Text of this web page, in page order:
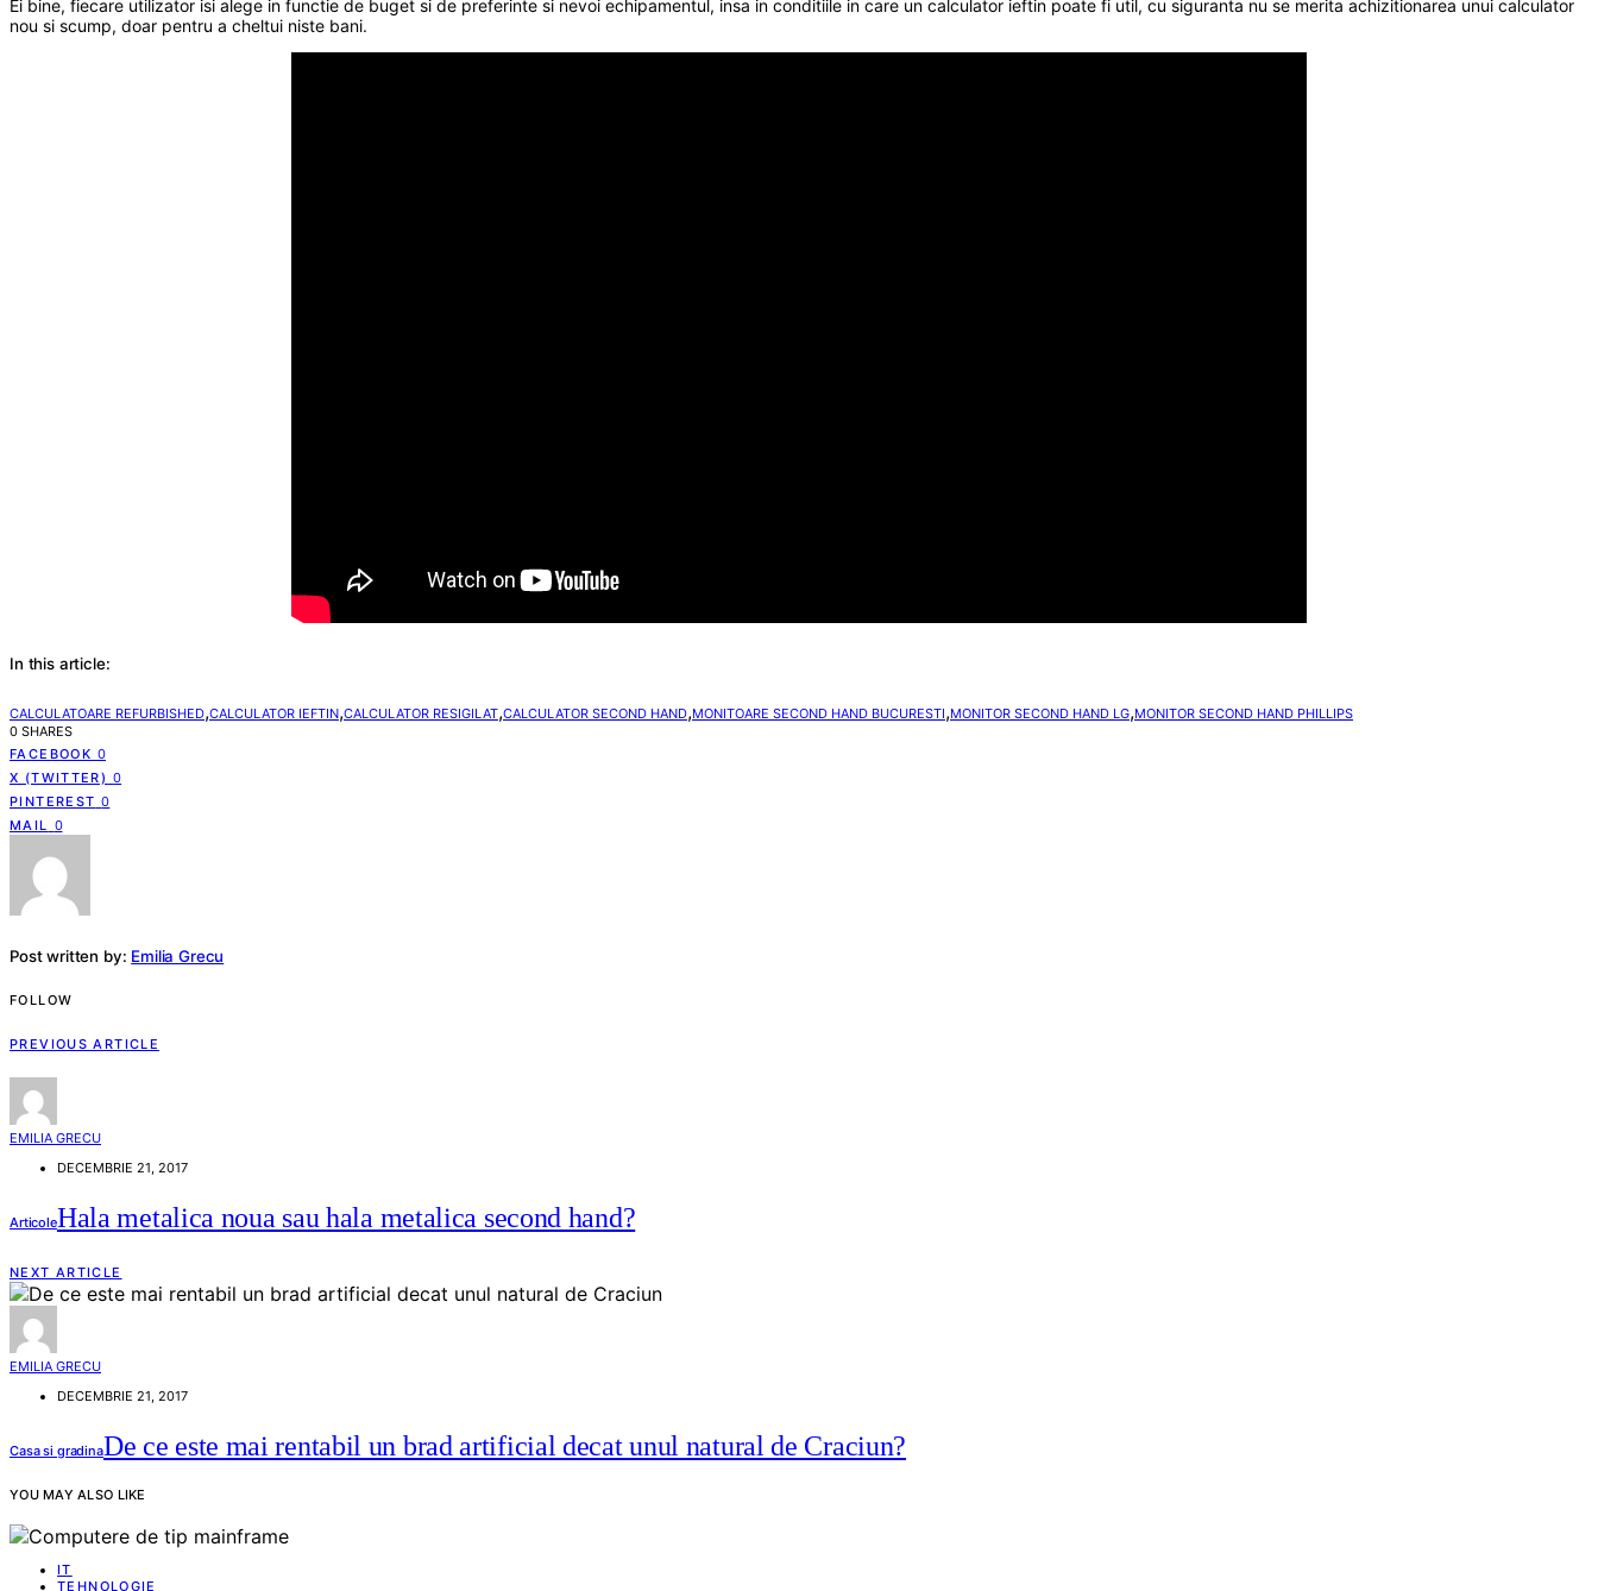
Ei bine, fiecare utilizator isi alege in functie de buget si de preferinte si nevoi echipamentul, insa in conditiile in care un calculator ieftin poate fi util, cu siguranta nu se merita achizitionarea unui calculator
nou si scump, doar pentru a cheltui niste bani.
In this article:
CALCULATOARE REFURBISHED,CALCULATOR IEFTIN,CALCULATOR RESIGILAT,CALCULATOR SECOND HAND,MONITOARE SECOND HAND BUCURESTI,MONITOR SECOND HAND LG,MONITOR SECOND HAND PHILLIPS
0 SHARES
FACEBOOK 0
X (TWITTER) 0
PINTEREST 0
MAIL
0
Post written by: Emilia Grecu
FOLLOW
PREVIOUS ARTICLE
EMILIA GRECU
DECEMBRIE 21, 2017
ArticoleHala metalica noua sau hala metalica second hand?
NEXT ARTICLE
EMILIA GRECU
DECEMBRIE 21, 2017
Casa si gradinaDe ce este mai rentabil un brad artificial decat unul natural de Craciun?
YOU MAY ALSO LIKE
IT
TEHNOLOGIE